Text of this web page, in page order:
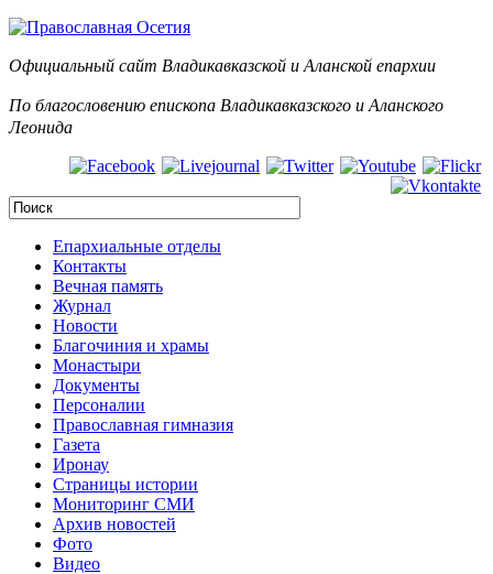
Официальный сайт Владикавказской и Аланской епархии
По благословению епископа Владикавказского и Аланского
Леонида
Епархиальные отделы
Контакты
Вечная память
Журнал
Новости
Благочиния и храмы
Монастыри
Документы
Персоналии
Православная гимназия
Газета
Иронау
Страницы истории
Мониторинг СМИ
Архив новостей
Фото
Видео